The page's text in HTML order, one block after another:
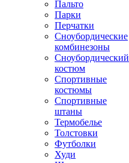
Пальто
Парки
Перчатки
Сноубордические
комбинезоны
Сноубордический
костюм
Спортивные
костюмы
Спортивные
штаны
Термобелье
Толстовки
Футболки
Худи